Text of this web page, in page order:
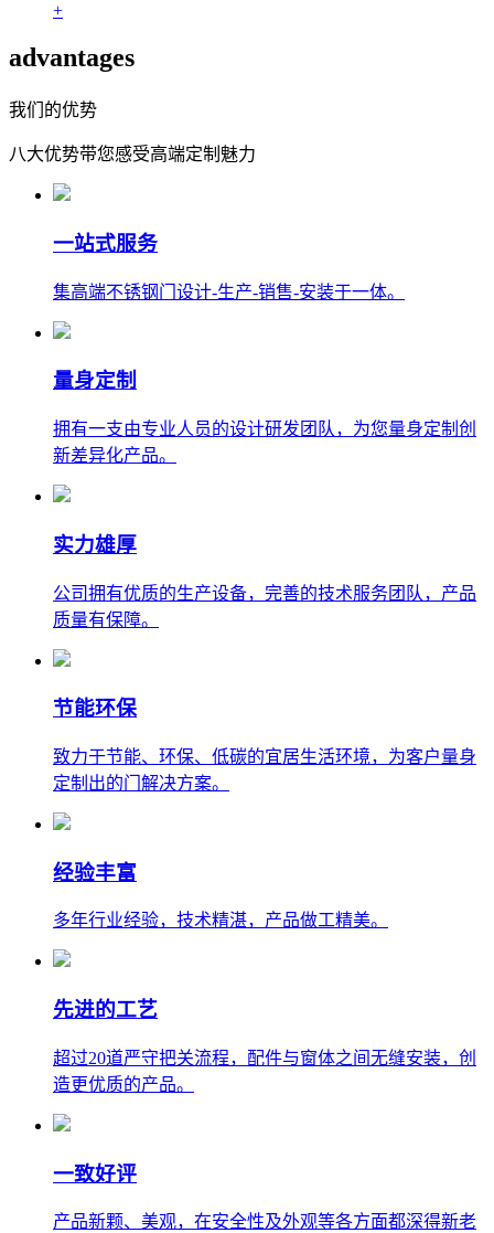
+
advantages
我们的优势
八大优势带您感受高端定制魅力
一站式服务
集高端不锈钢门设计-生产-销售-安装于一体。
量身定制
拥有一支由专业人员的设计研发团队，为您量身定制创
新差异化产品。
实力雄厚
公司拥有优质的生产设备，完善的技术服务团队，产品
质量有保障。
节能环保
致力于节能、环保、低碳的宜居生活环境，为客户量身
定制出的门解决方案。
经验丰富
多年行业经验，技术精湛，产品做工精美。
先进的工艺
超过20道严守把关流程，配件与窗体之间无缝安装，创
造更优质的产品。
一致好评
产品新颗、美观，在安全性及外观等各方面都深得新老